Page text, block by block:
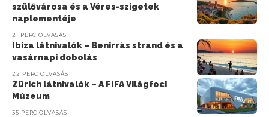
szülővárosa és a Véres-szigetek
naplementéje
21 PERC OLVASÁS
Ibiza látnivalók – Benirràs strand és a
vasárnapi dobolás
22 PERC OLVASÁS
Zürich látnivalók – A FIFA Világfoci
Múzeum
35 PERC OLVASÁS